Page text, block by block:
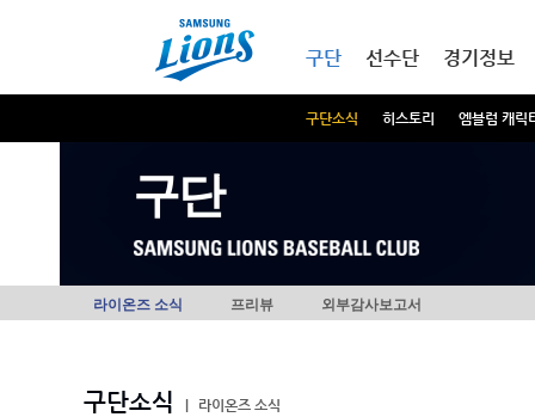
구단
구단소식 히스토리 엠블럼 캐릭
선수단 경기정보
구단
라이온즈 소식 프리뷰 외부감사보고서
구단소식
라이온즈 소식